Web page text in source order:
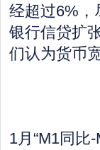
经超过6%，
银行信贷扩
们认为货币
1月“M1同比